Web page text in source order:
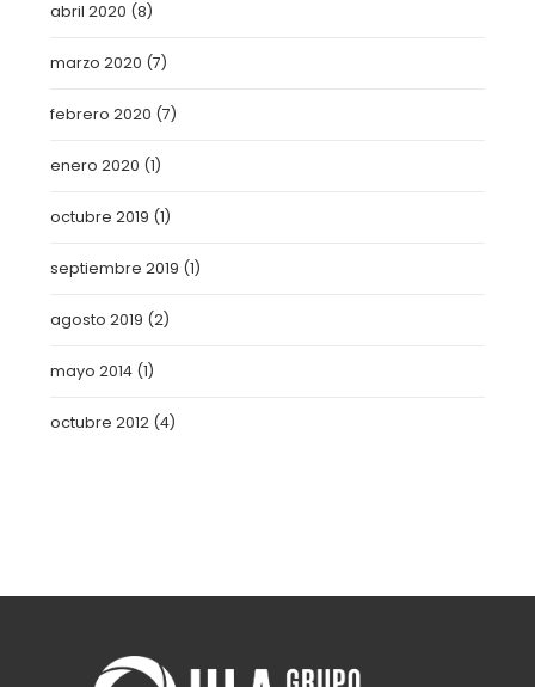
abril 2020 (8)
marzo 2020 (7)
febrero 2020 (7)
enero 2020 (1)
octubre 2019 (1)
septiembre 2019 (1)
agosto 2019 (2)
mayo 2014 (1)
octubre 2012 (4)